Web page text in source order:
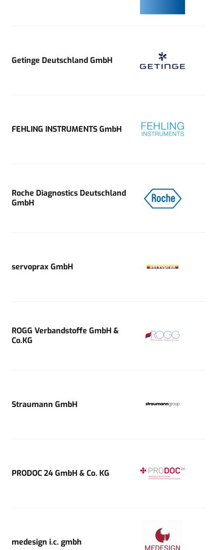
Getinge Deutschland GmbH
FEHLING INSTRUMENTS GmbH
Roche Diagnostics Deutschland
GmbH
servoprax GmbH
ROGG Verbandstoffe GmbH &
Co.KG
Straumann GmbH
PRODOC 24 GmbH & Co. KG
medesign i.c. gmbh